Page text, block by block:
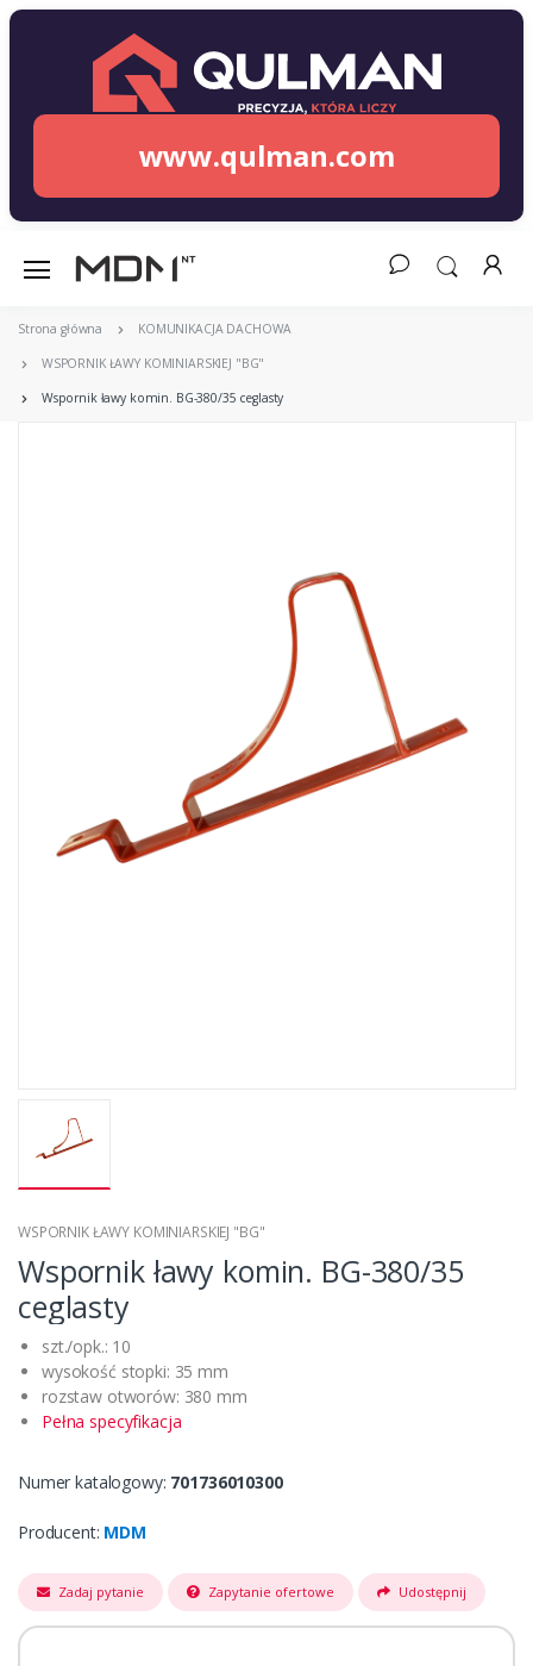
www.qulman.com
Strona główna KOMUNIKACJA DACHOWA
WSPORNIK ŁAWY KOMINIARSKIEJ "BG"
Wspornik ławy komin. BG-380/35 ceglasty
WSPORNIK ŁAWY KOMINIARSKIEJ "BG"
Wspornik ławy komin. BG-380/35
ceglasty
szt./opk.: 10
wysokość stopki: 35 mm
rozstaw otworów: 380 mm
Pełna specyfikacja
Numer katalogowy: 701736010300
Producent: MDM
Zadaj pytanie Zapytanie ofertowe Udostępnij